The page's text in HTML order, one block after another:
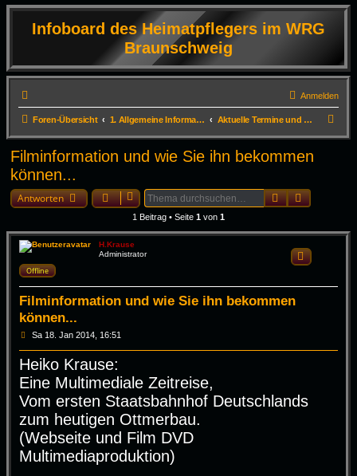
Infoboard des Heimatpflegers im WRG
Braunschweig
Anmelden
Foren-Übersicht 1. Allgemeine Informationen Aktuelle Termine und Infos zum Erhalt der DVD
u
Filminformation und wie Sie ihn bekommen
können...
Antworten SucheErweiterte
1 Beitrag • Seite 1 von 1
H.Krause
Administrator
Offline
Filminformation und wie Sie ihn bekommen
können...
Zitieren
B
t
r
a
g
Sa 18. Jan 2014, 16:51
Heiko Krause:
Eine Multimediale Zeitreise,
Vom ersten Staatsbahnhof Deutschlands
zum heutigen Ottmerbau.
(Webseite und Film DVD
Multimediaproduktion)